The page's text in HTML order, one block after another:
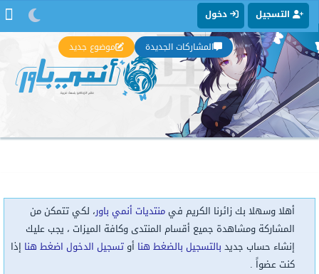
التسجيل دخول
المشاركات الجديدة موضوع جديد
أهلا وسهلا بك زائرنا الكريم فيمنتديات أنمي باور، لكي تتمكن من
المشاركة ومشاهدة جميع أقسام المنتدى وكافة الميزات ، يجب عليك
إنشاء حساب جديد بالتسجيل بالضغط هنا أوتسجيل الدخول اضغط هنا إذا
كنت عضواً .